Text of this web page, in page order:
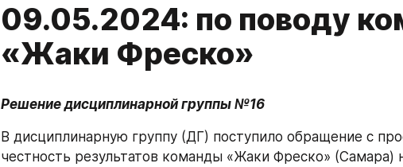
09.05.2024: по поводу
«Жаки Фреско»
Решение дисциплинарной группы №16
В дисциплинарную группу (ДГ) поступило обращение с
честность результатов команды «Жаки Фреско» (Самара)